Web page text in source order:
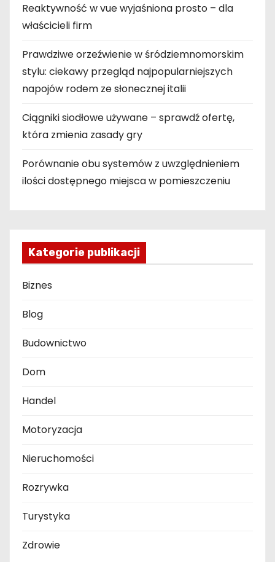
Reaktywność w vue wyjaśniona prosto – dla
właścicieli firm
Prawdziwe orzeźwienie w śródziemnomorskim
stylu: ciekawy przegląd najpopularniejszych
napojów rodem ze słonecznej italii
Ciągniki siodłowe używane – sprawdź ofertę,
która zmienia zasady gry
Porównanie obu systemów z uwzględnieniem
ilości dostępnego miejsca w pomieszczeniu
Kategorie publikacji
Biznes
Blog
Budownictwo
Dom
Handel
Motoryzacja
Nieruchomości
Rozrywka
Turystyka
Zdrowie